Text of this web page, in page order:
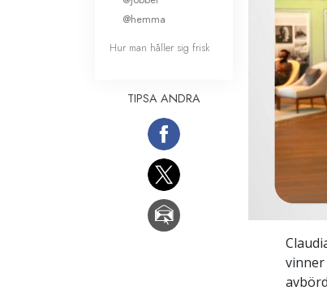
vinner
@hemma
Hur man håller sig frisk
TIPSA ANDRA